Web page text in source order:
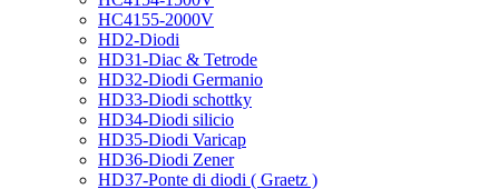
HC4155-2000V
HD2-Diodi
HD31-Diac & Tetrode
HD32-Diodi Germanio
HD33-Diodi schottky
HD34-Diodi silicio
HD35-Diodi Varicap
HD36-Diodi Zener
HD37-Ponte di diodi ( Graetz )